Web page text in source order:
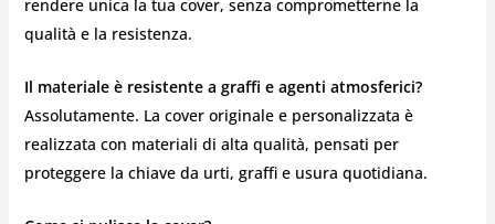
rendere unica la tua cover, senza comprometterne la
qualità e la resistenza.
Il materiale è resistente a graffi e agenti atmosferici?
Assolutamente. La cover originale e personalizzata è
realizzata con materiali di alta qualità, pensati per
proteggere la chiave da urti, graffi e usura quotidiana.